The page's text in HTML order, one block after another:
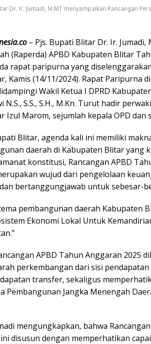
Dr. Ir. Jumadi, M.MT menyampaikan Rancangan
– Pjs. Bupati Blitar Dr. Ir.
(Raperda) APBD Kabupaten Blitar
rapat paripurna yang
Kamis (14/11/2024). Rapat Paripurna
Wakil Ketua I DPRD
N.S., S.S., S.H., M.Kn. Turut hadir
Izul Marom, sejumlah kepala OPD dan
Blitar, agenda kali ini memiliki
daerah di Kabupaten Blitar yang
konstitusi, Rancangan APBD
wujud dari pengelolaan
bertanggungjawab untuk sebesar-
pembangunan daerah Kabupaten
Ekonomi Lokal Untuk
APBD Tahun Anggaran 2025
perkembangan dari sisi
transfer, sekaligus
Pembangunan Jangka Menengah
mengungkapkan, bahwa
disusun dengan memperhatikan